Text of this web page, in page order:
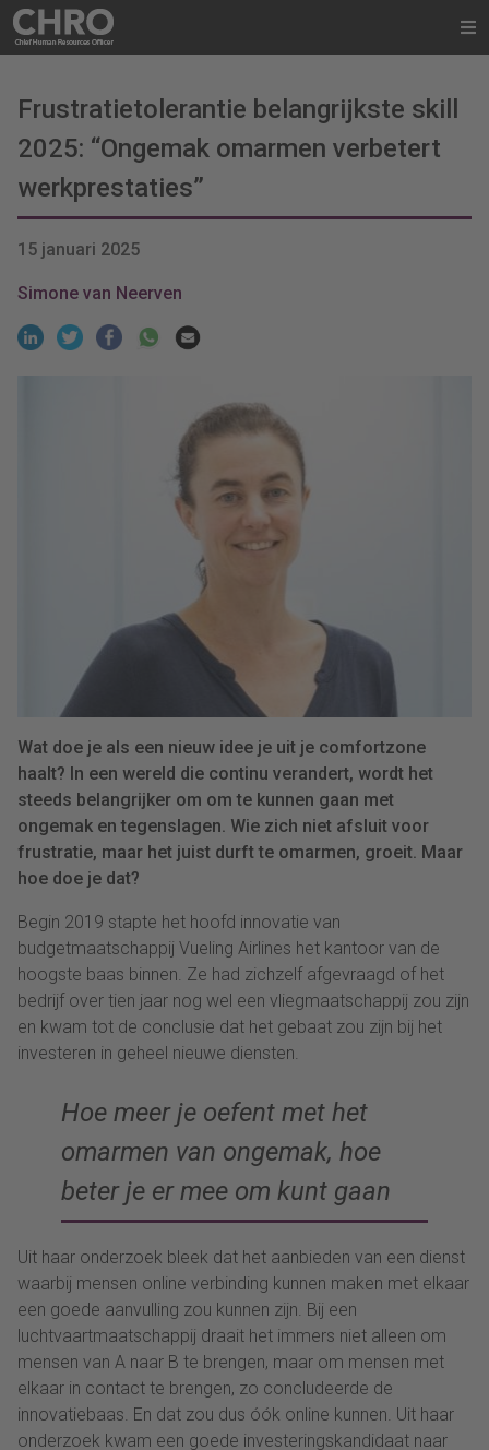
Frustratietolerantie belangrijkste skill
2025: “Ongemak omarmen verbetert
werkprestaties”
15 januari 2025
Simone van Neerven
Wat doe je als een nieuw idee je uit je comfortzone
haalt? In een wereld die continu verandert, wordt het
steeds belangrijker om om te kunnen gaan met
ongemak en tegenslagen. Wie zich niet afsluit voor
frustratie, maar het juist durft te omarmen, groeit. Maar
hoe doe je dat?
Begin 2019 stapte het hoofd innovatie van
budgetmaatschappij Vueling Airlines het kantoor van de
hoogste baas binnen. Ze had zichzelf afgevraagd of het
bedrijf over tien jaar nog wel een vliegmaatschappij zou zijn
en kwam tot de conclusie dat het gebaat zou zijn bij het
investeren in geheel nieuwe diensten.
Hoe meer je oefent met het
omarmen van ongemak, hoe
beter je er mee om kunt gaan
Uit haar onderzoek bleek dat het aanbieden van een dienst
waarbij mensen online verbinding kunnen maken met elkaar
een goede aanvulling zou kunnen zijn. Bij een
luchtvaartmaatschappij draait het immers niet alleen om
mensen van A naar B te brengen, maar om mensen met
elkaar in contact te brengen, zo concludeerde de
innovatiebaas. En dat zou dus óók online kunnen. Uit haar
onderzoek kwam een goede investeringskandidaat naar